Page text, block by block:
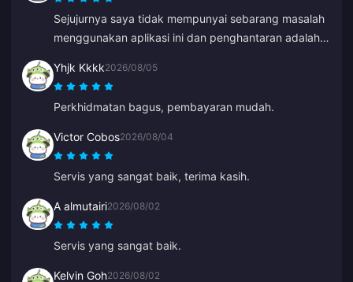
Sejujurnya saya tidak mempunyai sebarang masalah
menggunakan aplikasi ini dan penghantaran adalah
Yhjk Kkkk2026/08/05
Perkhidmatan bagus, pembayaran mudah.
Victor Cobos2026/08/04
Servis yang sangat baik, terima kasih.
A almutairi2026/08/02
Servis yang sangat baik.
Kelvin Goh2026/08/02